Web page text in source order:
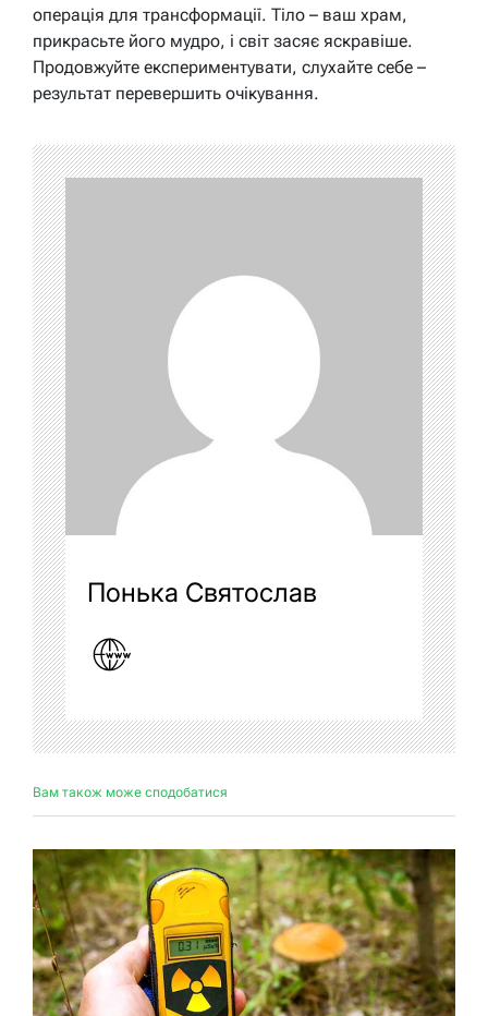
операція для трансформації. Тіло – ваш храм,
прикрасьте його мудро, і світ засяє яскравіше.
Продовжуйте експериментувати, слухайте себе –
результат перевершить очікування.
Понька Святослав
Вам також може сподобатися